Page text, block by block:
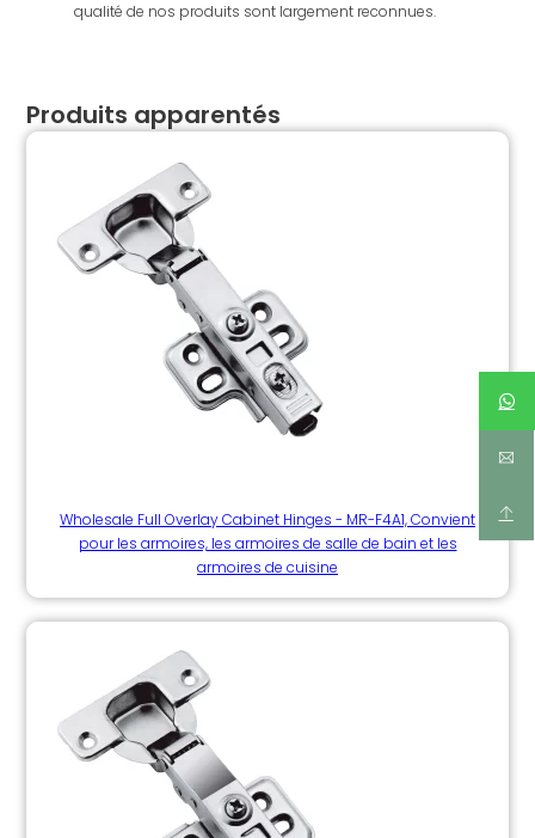
qualité de nos produits sont largement reconnues.
Produits apparentés
Wholesale Full Overlay Cabinet Hinges - MR-F4A1, Convient
pour les armoires, les armoires de salle de bain et les
armoires de cuisine